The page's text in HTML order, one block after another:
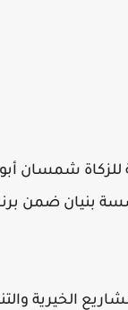
للزكاة شمسان
مؤسسة بنيان
الخيرية